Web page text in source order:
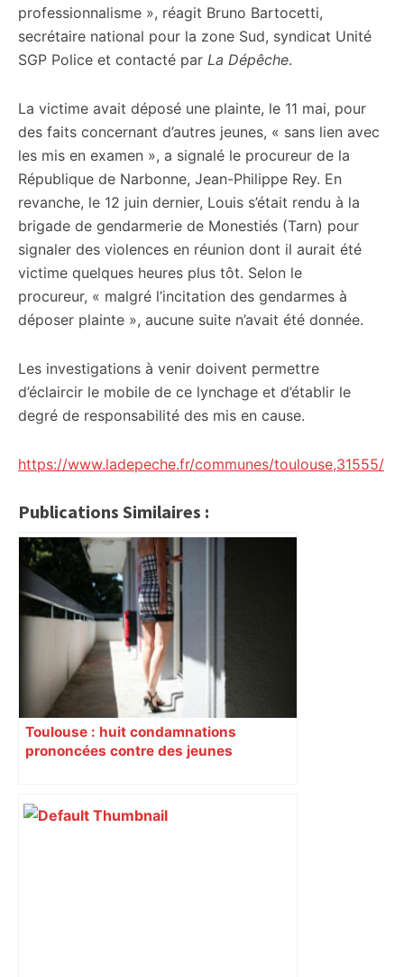
professionnalisme », réagit Bruno Bartocetti,
secrétaire national pour la zone Sud, syndicat Unité
SGP Police et contacté par La Dépêche.
La victime avait déposé une plainte, le 11 mai, pour
des faits concernant d’autres jeunes, « sans lien avec
les mis en examen », a signalé le procureur de la
République de Narbonne, Jean-Philippe Rey. En
revanche, le 12 juin dernier, Louis s’était rendu à la
brigade de gendarmerie de Monestiés (Tarn) pour
signaler des violences en réunion dont il aurait été
victime quelques heures plus tôt. Selon le
procureur, « malgré l’incitation des gendarmes à
déposer plainte », aucune suite n’avait été donnée.
Les investigations à venir doivent permettre
d’éclaircir le mobile de ce lynchage et d’établir le
degré de responsabilité des mis en cause.
https://www.ladepeche.fr/communes/toulouse,31555/
Publications Similaires :
Toulouse : huit condamnations
prononcées contre des jeunes